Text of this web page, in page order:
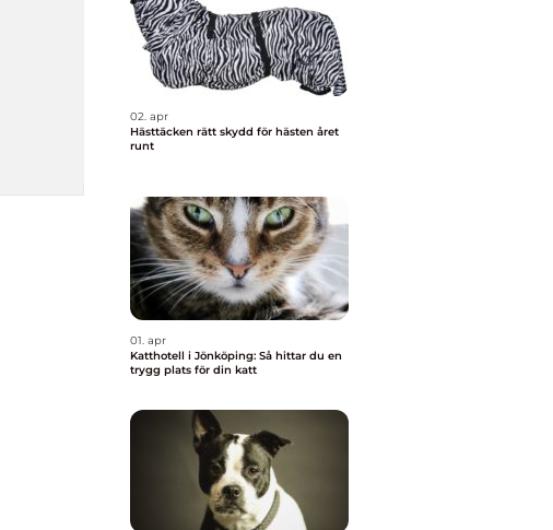
02. apr
Hästtäcken rätt skydd för hästen året
runt
01. apr
Katthotell i Jönköping: Så hittar du en
trygg plats för din katt